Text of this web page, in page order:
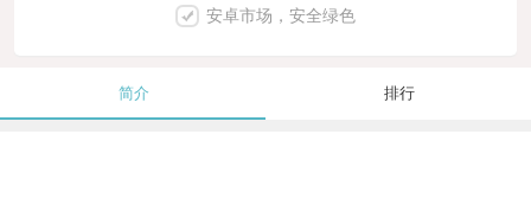
安卓市场，安全绿色
简介 排行